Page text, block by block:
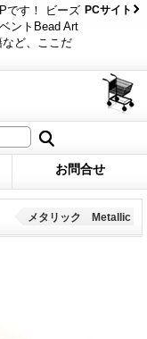
です！ ビーズ
ントBead Art
ど、ここだ
PCサイト
お問合せ
メタリック Metallic